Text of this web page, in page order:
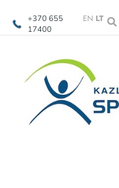
+370 655
17400
EN LT